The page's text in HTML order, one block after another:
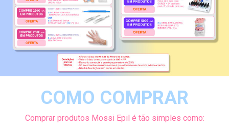
COMO COMPRAR
Comprar produtos Mossi Epil é tão simples como: